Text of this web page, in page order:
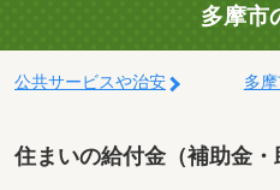
多摩市
公共サービスや治安 多
住まいの給付金（補助金・